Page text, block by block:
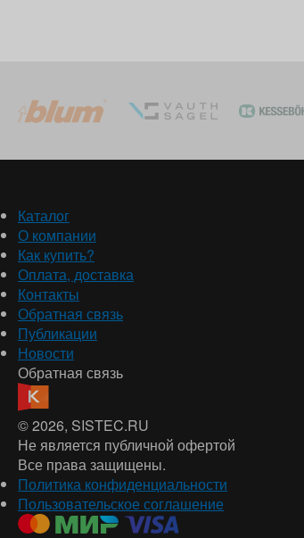
Каталог
О компании
Как купить?
Оплата, доставка
Контакты
Обратная связь
Публикации
Новости
Обратная связь
© 2026, SISTEC.RU
Не является публичной офертой
Все права защищены.
Политика конфиденциальности
Пользовательское соглашение